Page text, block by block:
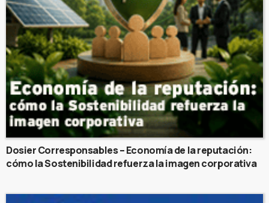
Dosier Corresponsables – Economía de la reputación:
cómo la Sostenibilidad refuerza la imagen corporativa